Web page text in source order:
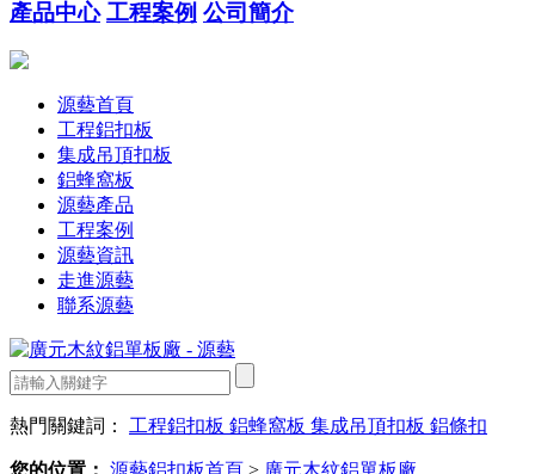
產品中心 工程案例 公司簡介
源藝首頁
工程鋁扣板
集成吊頂扣板
鋁蜂窩板
源藝產品
工程案例
源藝資訊
走進源藝
聯系源藝
熱門關鍵詞： 工程鋁扣板 鋁蜂窩板 集成吊頂扣板 鋁條扣